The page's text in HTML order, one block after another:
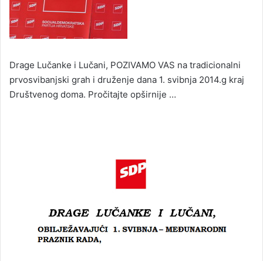
Drage Lučanke i Lučani, POZIVAMO VAS na tradicionalni
prvosvibanjski grah i druženje dana 1. svibnja 2014.g kraj
Društvenog doma. Pročitajte opširnije …